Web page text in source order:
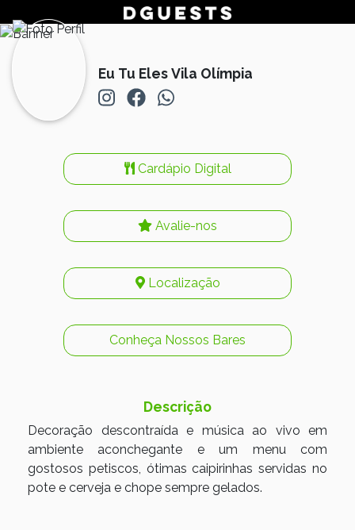
Eu Tu Eles Vila Olímpia
Cardápio Digital
Avalie-nos
Localização
Conheça Nossos Bares
Descrição
Decoração descontraída e música ao vivo em
ambiente aconchegante e um menu com
gostosos petiscos, ótimas caipirinhas servidas no
pote e cerveja e chope sempre gelados.